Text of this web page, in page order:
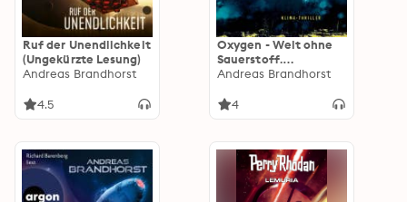
Ruf der Unendlichkeit
(Ungekürzte Lesung)
Andreas Brandhorst
4.5
Oxygen - Welt ohne
Sauerstoff.
Klimathriller
Andreas Brandhorst
4